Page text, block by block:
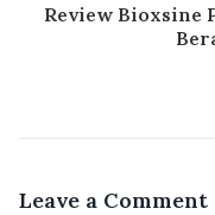
Review Bioxsine
Leave a Comment